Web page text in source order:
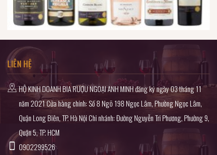
LIÊN HỆ
HỘ KINH DOANH BIA RƯỢU NGOẠI ANH MINH đăng ký ngày 03 tháng 11
năm 2021 Cửa hàng chính: Số 8 Ngõ 198 Ngọc Lâm, Phường Ngọc Lâm,
Quận Long Biên, TP. Hà Nội Chi nhánh: Đường Nguyễn Tri Phương, Phường 9,
Quận 5, TP. HCM
0902299526